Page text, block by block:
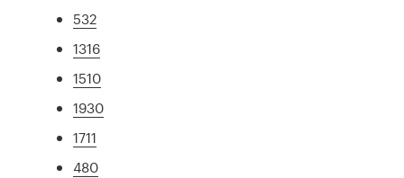
532
1316
1510
1930
1711
480